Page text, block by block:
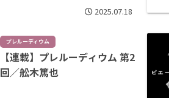
2025.07.18
プレルーディウム
【連載】プレルーディウム 第2
回／舩木篤也